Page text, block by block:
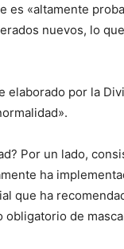
es «altamente
nuevos, lo
elaborado por la
Por un lado,
ha
que ha
de